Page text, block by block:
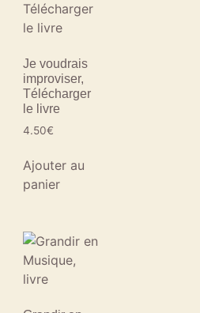
Je voudrais
improviser,
Télécharger
le livre
4.50€
Ajouter au
panier